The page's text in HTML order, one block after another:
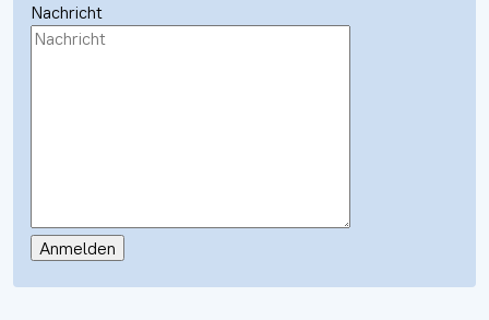
Nachricht